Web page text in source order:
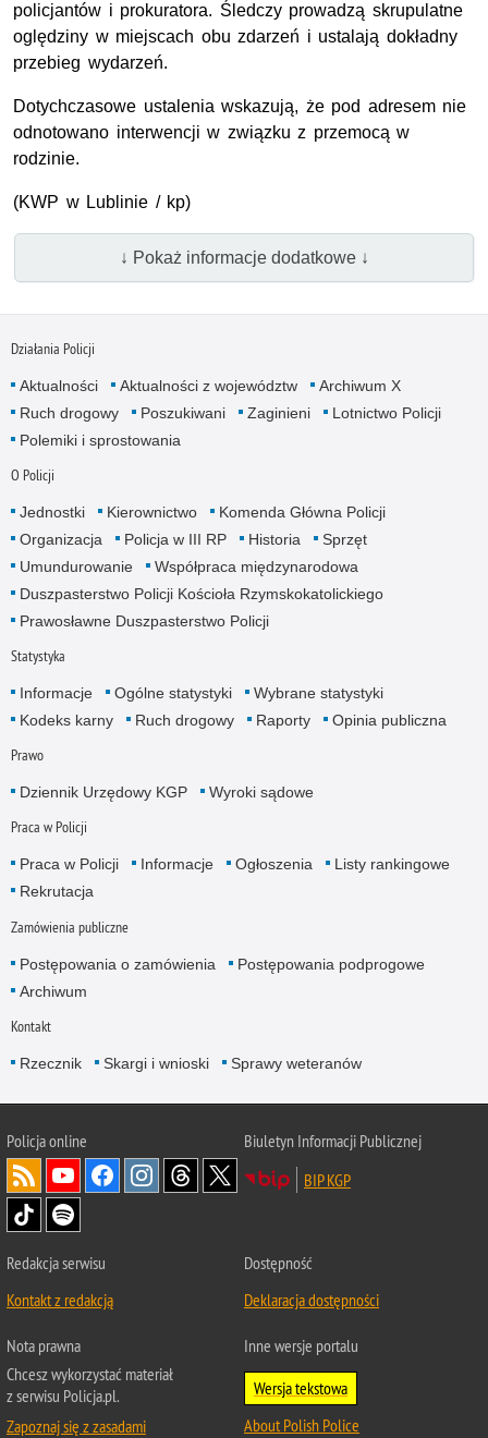
policjantów i prokuratora. Śledczy prowadzą skrupulatne
oględziny w miejscach obu zdarzeń i ustalają dokładny
przebieg wydarzeń.
Dotychczasowe ustalenia wskazują, że pod adresem nie
odnotowano interwencji w związku z przemocą w
rodzinie.
(KWP w Lublinie / kp)
↓ Pokaż informacje dodatkowe ↓
Działania Policji
Aktualności Aktualności z województw
Archiwum X
Ruch drogowy
Poszukiwani Zaginieni
Lotnictwo Policji
Polemiki i sprostowania
O Policji
Jednostki Kierownictwo
Komenda Główna Policji
Organizacja
Policja w III RP Historia
Sprzęt
Umundurowanie
Współpraca międzynarodowa
Duszpasterstwo Policji Kościoła Rzymskokatolickiego
Prawosławne Duszpasterstwo Policji
Statystyka
Informacje Ogólne statystyki
Wybrane statystyki
Kodeks karny
Ruch drogowy Raporty Opinia publiczna
Prawo
Dziennik Urzędowy KGP Wyroki sądowe
Praca w Policji
Praca w Policji Informacje Ogłoszenia
Listy rankingowe
Rekrutacja
Zamówienia publiczne
Postępowania o zamówienia
Postępowania podprogowe
Archiwum
Kontakt
Rzecznik Skargi i wnioski Sprawy weteranów
Policjaonline
Biuletyn Informacji Publicznej
BIP KGP
Redakcja serwisu
Kontakt z redakcją
Dostępność
Deklaracja dostępności
Nota prawna
Chcesz wykorzystać materiał
z serwisu Policja.pl.
Zapoznaj się z zasadami
Inne wersje portalu
Wersja tekstowa
About Polish Police